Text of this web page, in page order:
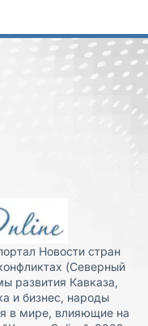
Новости стран
(Северный
развития Кавказа,
и бизнес, народы
в мире, влияющие на